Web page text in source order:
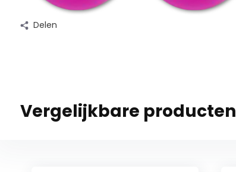
Delen
Vergelijkbare producten